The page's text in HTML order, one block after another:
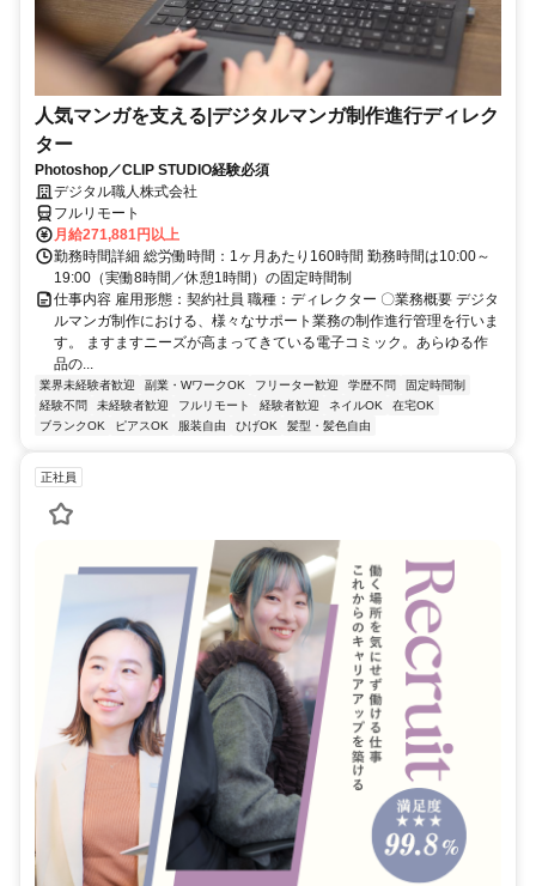
人気マンガを支える|デジタルマンガ制作進行ディレク
ター
Photoshop／CLIP STUDIO経験必須
デジタル職人株式会社
フルリモート
月給271,881円以上
勤務時間詳細 総労働時間：1ヶ月あたり160時間 勤務時間は10:00～
19:00（実働8時間／休憩1時間）の固定時間制
仕事内容 雇用形態：契約社員 職種：ディレクター 〇業務概要 デジタ
ルマンガ制作における、様々なサポート業務の制作進行管理を行いま
す。 ますますニーズが高まってきている電子コミック。あらゆる作
品の...
業界未経験者歓迎 副業・WワークOK フリーター歓迎 学歴不問
固定時間制
経験不問
未経験者歓迎 フルリモート 経験者歓迎 ネイルOK
在宅OK
ブランクOK
ピアスOK 服装自由 ひげOK 髪型・髪色自由
正社員